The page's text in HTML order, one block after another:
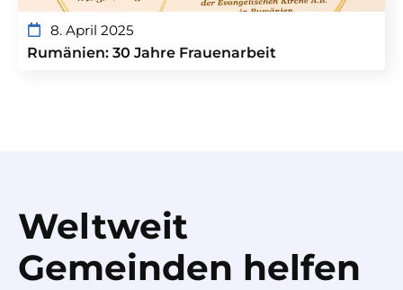
8. April 2025
Rumänien: 30 Jahre Frauenarbeit
Weltweit
Gemeinden helfen